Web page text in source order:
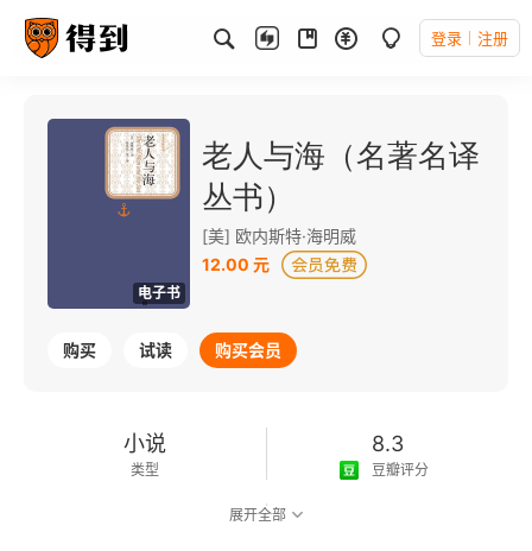
登录 注册
电子书
老人与海（名著名译
丛书）
[美] 欧内斯特·海明威
12.00 元
购买 试读 购买会员
小说
类型
8.3
豆瓣评分
展开全部